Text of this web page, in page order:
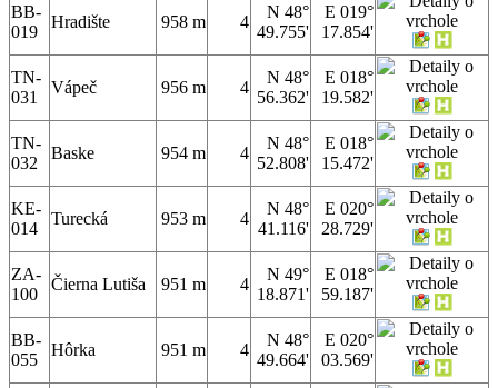
BB-
019
Hradište 958 m 4
N 48°
49.755'
E 019°
17.854'
TN-
031
Vápeč 956 m 4
N 48°
56.362'
E 018°
19.582'
TN-
032
Baske 954 m 4
N 48°
52.808'
E 018°
15.472'
KE-
014
Turecká 953 m 4
N 48°
41.116'
E 020°
28.729'
ZA-
100
Čierna Lutiša 951 m 4
N 49°
18.871'
E 018°
59.187'
BB-
055
Hôrka 951 m 4
N 48°
49.664'
E 020°
03.569'